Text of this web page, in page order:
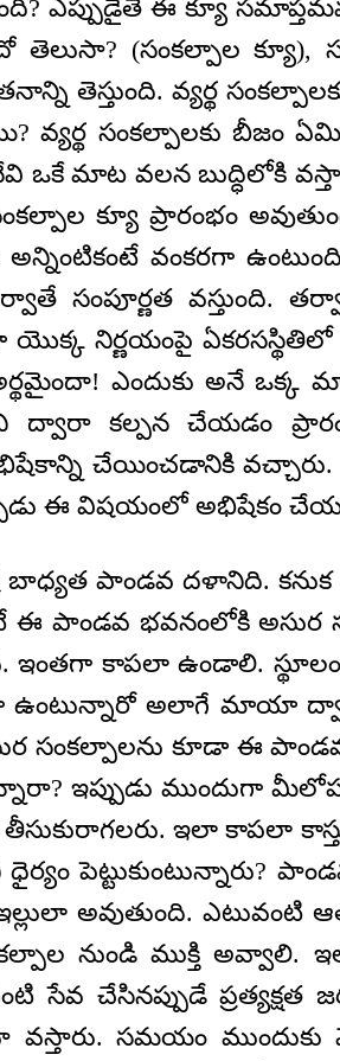
ఎప్పుడైతే ఈ క్యూ
తెలుసా? (సంకల్పాల
తెస్తుంది. వ్యర్థ
వ్యర్థ సంకల్పాలకు బీజం
ఒకే మాట వలన బుద్ధిలోకి
క్యూ ప్రారంభం
అన్నింటికంటే వంకరగా
సంపూర్ణత వస్తుంది.
నిర్ణయంపై ఏకరసస్థితిలో
ఎందుకు అనే ఒక్క
ద్వారా కల్పన చేయడం
చేయించడానికి వచ్చారు.
ఈ విషయంలో అభిషేకం
పాండవ దళానిది.
పాండవ భవనంలోకి అసుర
ఇంతగా కాపలా ఉండాలి.
ఉంటున్నారో అలాగే మాయా
సంకల్పాలను కూడా ఈ
ఇప్పుడు ముందుగా
తీసుకురాగలరు. ఇలా కాపలా
పెట్టుకుంటున్నారు?
అవుతుంది. ఎటువంటి
నుండి ముక్తి అవ్వాలి.
సేవ చేసినప్పుడే ప్రత్యక్షత
వస్తారు. సమయం